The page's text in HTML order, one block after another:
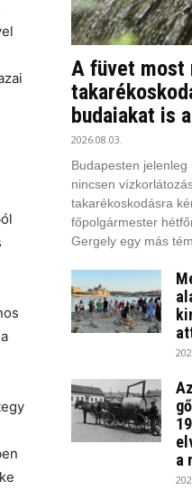
A füvet most
budaiakat is
2026.08.03.
Budapesten
nincsen
takarékoskodásra
főpolgármester
Gergely egy más
a